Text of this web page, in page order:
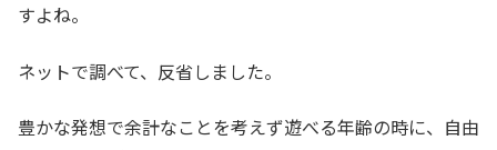
すよね。
ネットで調べて、反省しました。
豊かな発想で余計なことを考えず遊べる年齢の時に、自由